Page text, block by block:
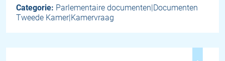
Categorie: Parlementaire documenten|Documenten
Tweede Kamer|Kamervraag